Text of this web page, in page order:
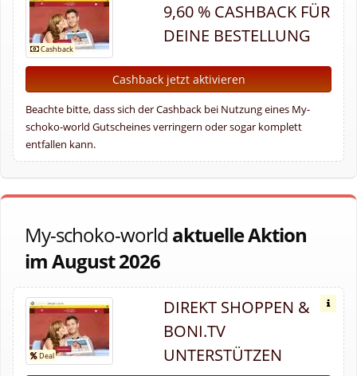
9,60 % CASHBACK FÜR
DEINE BESTELLUNG
Cashback jetzt aktivieren
Beachte bitte, dass sich der Cashback bei Nutzung eines My-
schoko-world Gutscheines verringern oder sogar komplett
entfallen kann.
My-schoko-world aktuelle Aktion
im August 2026
DIREKT SHOPPEN &
BONI.TV
UNTERSTÜTZEN